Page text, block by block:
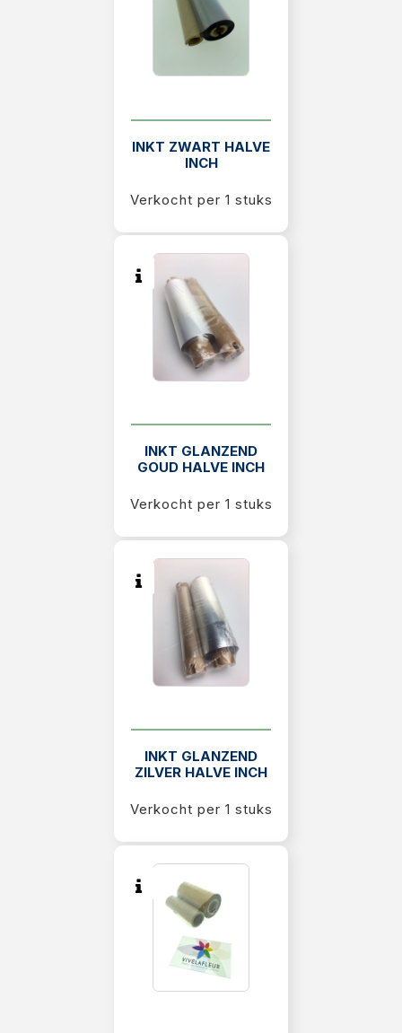
INKT ZWART HALVE
INCH
Verkocht per 1 stuks
INKT GLANZEND
GOUD HALVE INCH
Verkocht per 1 stuks
INKT GLANZEND
ZILVER HALVE INCH
Verkocht per 1 stuks